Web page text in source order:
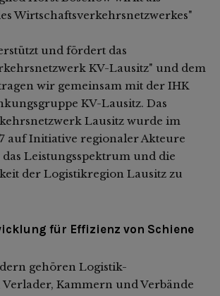
Wirtschaftsverkehrsnetzwerkes"
und fördert das
KV-Lausitz" und dem
wir gemeinsam mit der IHK
KV-Lausitz. Das
Lausitz wurde im
auf Initiative regionaler Akteure
Leistungsspektrum und die
der Logistikregion Lausitz zu
für Effizienz von Schiene
gehören Logistik-
Kammern und Verbände